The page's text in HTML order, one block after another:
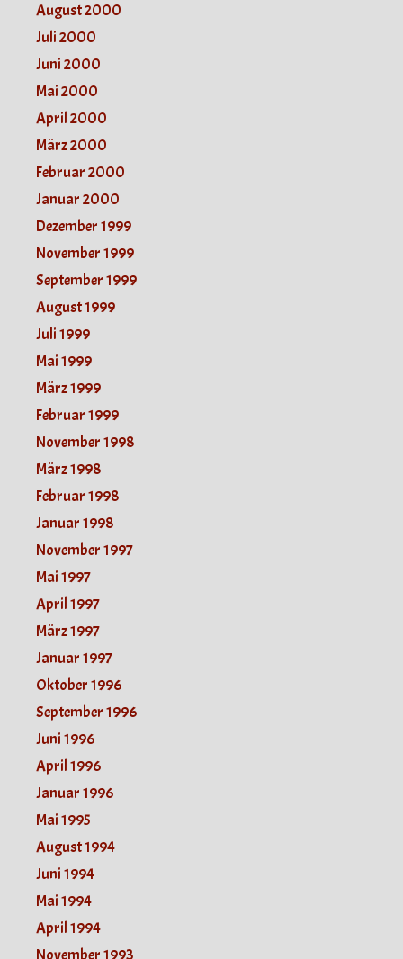
August 2000
Juli 2000
Juni 2000
Mai 2000
April 2000
März 2000
Februar 2000
Januar 2000
Dezember 1999
November 1999
September 1999
August 1999
Juli 1999
Mai 1999
März 1999
Februar 1999
November 1998
März 1998
Februar 1998
Januar 1998
November 1997
Mai 1997
April 1997
März 1997
Januar 1997
Oktober 1996
September 1996
Juni 1996
April 1996
Januar 1996
Mai 1995
August 1994
Juni 1994
Mai 1994
April 1994